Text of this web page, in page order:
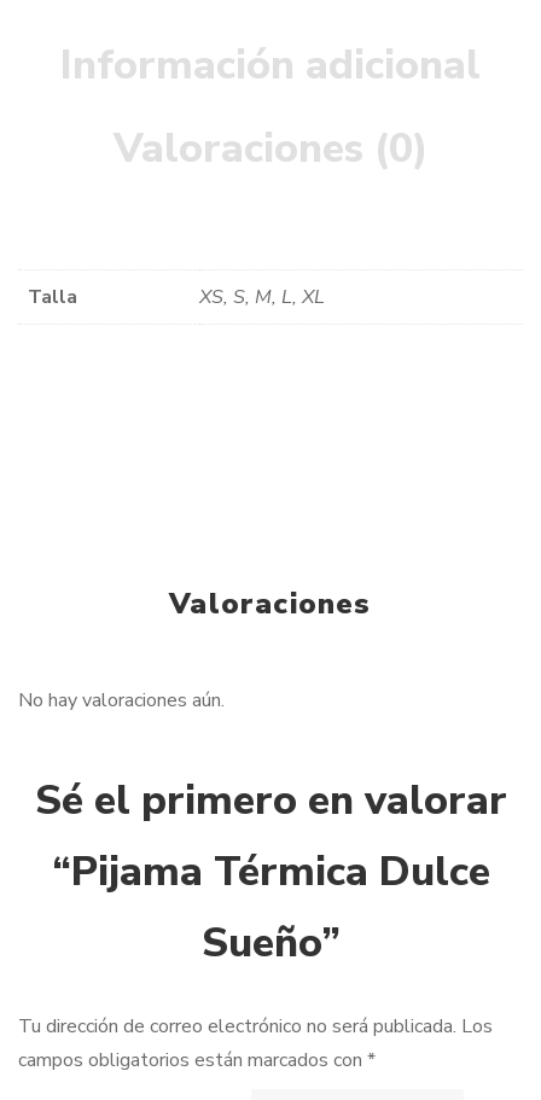
Información adicional
Valoraciones (0)
Talla XS, S, M, L, XL
Valoraciones
No hay valoraciones aún.
Sé el primero en valorar
“Pijama Térmica Dulce
Sueño”
Tu dirección de correo electrónico no será publicada. Los
campos obligatorios están marcados con *